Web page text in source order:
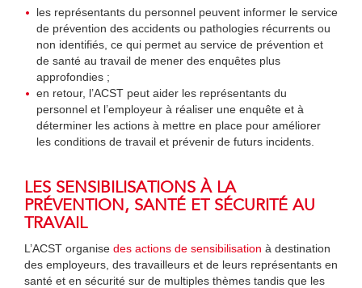
les représentants du personnel peuvent informer le service
de prévention des accidents ou pathologies récurrents ou
non identifiés, ce qui permet au service de prévention et
de santé au travail de mener des enquêtes plus
approfondies ;
en retour, l’ACST peut aider les représentants du
personnel et l’employeur à réaliser une enquête et à
déterminer les actions à mettre en place pour améliorer
les conditions de travail et prévenir de futurs incidents.
LES SENSIBILISATIONS À LA
PRÉVENTION, SANTÉ ET SÉCURITÉ AU
TRAVAIL
L’ACST organise des actions de sensibilisation à destination
des employeurs, des travailleurs et de leurs représentants en
santé et en sécurité sur de multiples thèmes tandis que les